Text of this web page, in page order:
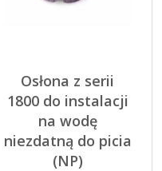
Osłona z serii
1800 do instalacji
na wodę
niezdatną do picia
(NP)